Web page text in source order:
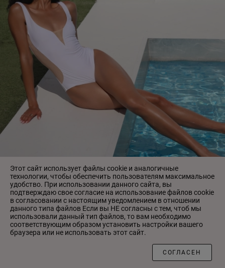
999-148 купальник AA 02 БЕЛЫЙ
3 644.00 ₴
Этот сайт использует файлы cookie и аналогичные
технологии, чтобы обеспечить пользователям максимальное
удобство. При использовании данного сайта, вы
подтверждаю свое согласие на использование файлов cookie
в согласовании с настоящим уведомлением в отношении
данного типа файлов Если вы НЕ согласны с тем, чтоб мы
использовали данный тип файлов, то вам необходимо
соответствующим образом установить настройки вашего
браузера или не использовать этот сайт.
СОГЛАСЕН